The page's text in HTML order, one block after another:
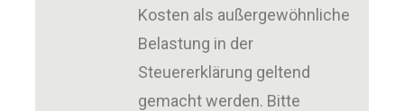
Kosten als außergewöhnliche
Belastung in der
Steuererklärung geltend
gemacht werden. Bitte